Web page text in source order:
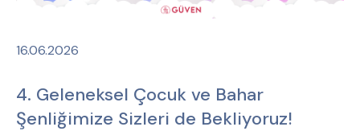
16.06.2026
4. Geleneksel Çocuk ve Bahar
Şenliğimize Sizleri de Bekliyoruz!